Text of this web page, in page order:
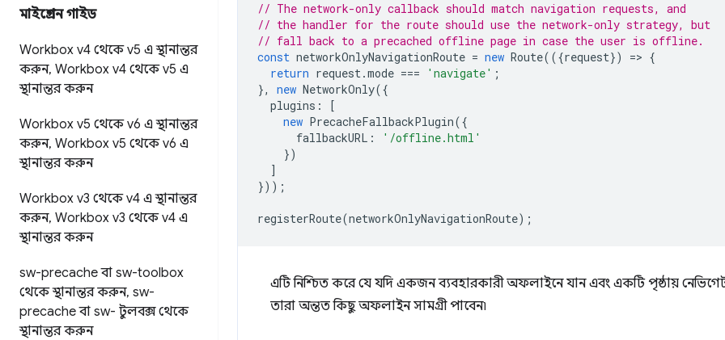
মাইগ্রেশন গাইড
Workbox v4 থেকে v5 এ স্থানান্তর
করুন, Workbox v4 থেকে v5 এ
স্থানান্তর করুন
Workbox v5 থেকে v6 এ স্থানান্তর
করুন, Workbox v5 থেকে v6 এ
স্থানান্তর করুন
Workbox v3 থেকে v4 এ স্থানান্তর
করুন, Workbox v3 থেকে v4 এ
স্থানান্তর করুন
sw-precache বা sw-toolbox
থেকে স্থানান্তর করুন, sw-
precache বা sw- টুলবক্স থেকে
স্থানান্তর করুন
// The network-only callback should match navigation requests, and
// the handler for the route should use the network-only strategy, but
// fall back to a precached offline page in case the user is offline.
const networkOnlyNavigationRoute = new Route(({request}) => {
return request.mode === 'navigate' ;
},
new NetworkOnly({
plugins :
[
new PrecacheFallbackPlugin({
fallbackURL :
'/offline.html'
})
]
}));
registerRoute(networkOnlyNavigationRoute);
এটি নিশ্চিত করে যে যদি একজন ব্যবহারকারী অফলাইনে যান এবং একটি পৃষ্ঠায়
তারা অন্তত কিছু অফলাইন সামগ্রী পাবেন৷